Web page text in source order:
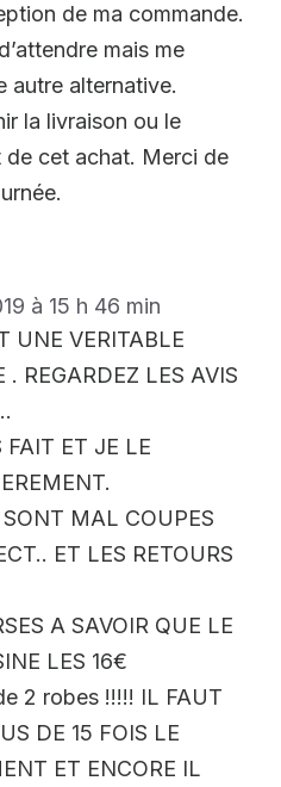
de ma commande.
mais me
autre alternative.
la livraison ou le
de cet achat. Merci de
à 15 h 46 min
UNE VERITABLE
. REGARDEZ LES AVIS
FAIT ET JE LE
MAL COUPES
ET LES RETOURS
A SAVOIR QUE LE
LES 16€
2 robes !!!!! IL FAUT
DE 15 FOIS LE
ET ENCORE IL